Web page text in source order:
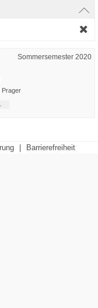
Sommersemester 2020
Prager
Barrierefreiheit